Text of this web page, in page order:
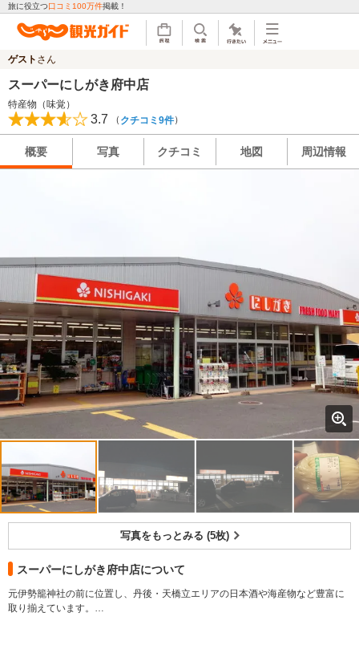
旅に役立つ口コミ100万件掲載！
ゲスト さん
スーパーにしがき府中店
特産物（味覚）
3.7 （ クチコミ9件）
概要 写真 クチコミ 地図 周辺情報
写真をもっとみる (5枚)
スーパーにしがき府中店について
元伊勢籠神社の前に位置し、丹後・天橋立エリアの日本酒や海産物など豊富に
取り揃えています。